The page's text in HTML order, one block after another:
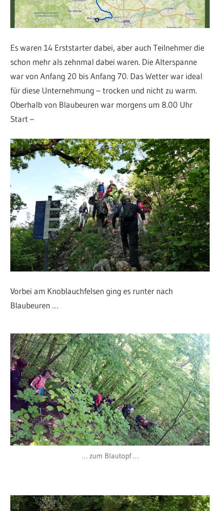
Es waren 14 Erststarter dabei, aber auch Teilnehmer die
schon mehr als zehnmal dabei waren. Die Alterspanne
war von Anfang 20 bis Anfang 70. Das Wetter war ideal
für diese Unternehmung – trocken und nicht zu warm.
Oberhalb von Blaubeuren war morgens um 8.00 Uhr
Start –
Vorbei am Knoblauchfelsen ging es runter nach
Blaubeuren …
… zum Blautopf …